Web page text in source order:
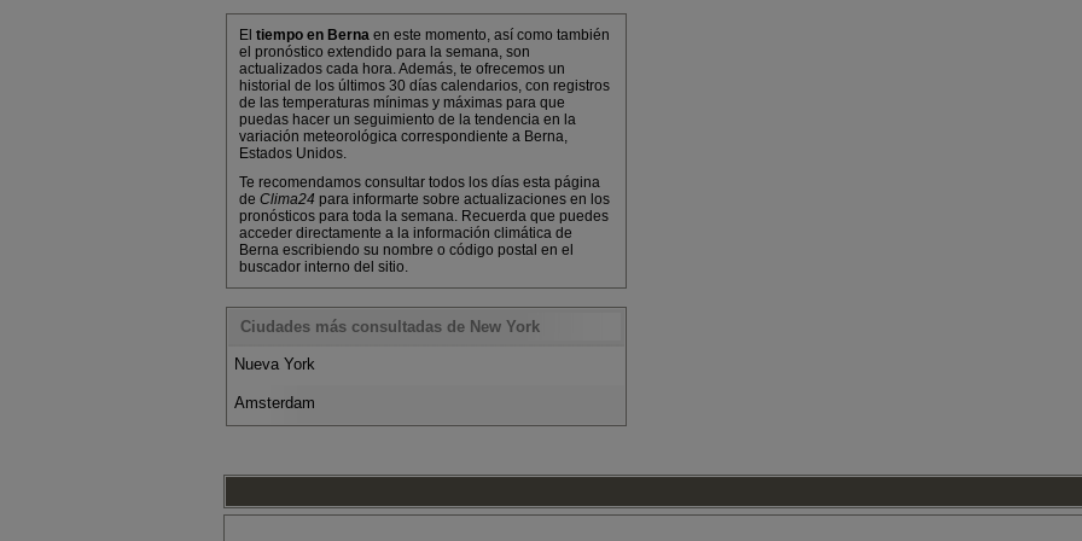
El tiempo en Berna en este momento, así como también
el pronóstico extendido para la semana, son
actualizados cada hora. Además, te ofrecemos un
historial de los últimos 30 días calendarios, con registros
de las temperaturas mínimas y máximas para que
puedas hacer un seguimiento de la tendencia en la
variación meteorológica correspondiente a Berna,
Estados Unidos.
Te recomendamos consultar todos los días esta página
de Clima24 para informarte sobre actualizaciones en los
pronósticos para toda la semana. Recuerda que puedes
acceder directamente a la información climática de
Berna escribiendo su nombre o código postal en el
buscador interno del sitio.
Ciudades más consultadas de New York
Nueva York
Amsterdam